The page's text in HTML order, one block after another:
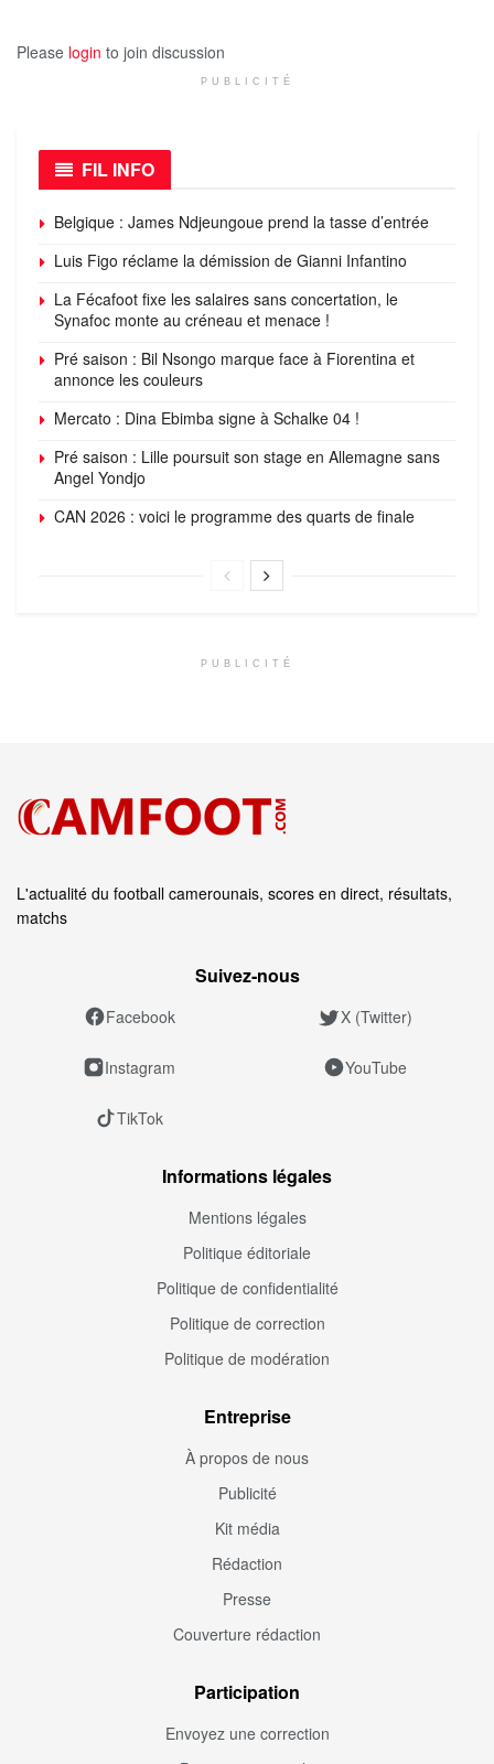
Please login to join discussion
PUBLICITÉ
FIL INFO
Belgique : James Ndjeungoue prend la tasse d’entrée
Luis Figo réclame la démission de Gianni Infantino
La Fécafoot fixe les salaires sans concertation, le
Synafoc monte au créneau et menace !
Pré saison : Bil Nsongo marque face à Fiorentina et
annonce les couleurs
Mercato : Dina Ebimba signe à Schalke 04 !
Pré saison : Lille poursuit son stage en Allemagne sans
Angel Yondjo
CAN 2026 : voici le programme des quarts de finale
PUBLICITÉ
L'actualité du football camerounais, scores en direct, résultats,
matchs
Suivez‑nous
Facebook X (Twitter)
Instagram YouTube
TikTok
Informations légales
Mentions légales
Politique éditoriale
Politique de confidentialité
Politique de correction
Politique de modération
Entreprise
À propos de nous
Publicité
Kit média
Rédaction
Presse
Couverture rédaction
Participation
Envoyez une correction